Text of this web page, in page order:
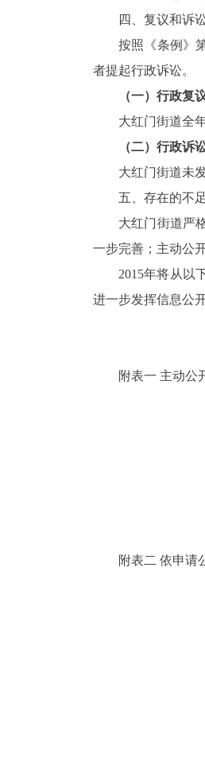
四、复议和诉
按照《条例》
者提起行政诉讼。
（一）行政复
大红门街道全
（二）行政诉
大红门街道未
五、存在的不
大红门街道严
一步完善；主动公
2015年将从以
进一步发挥信息公
附表一 主动公
附表二 依申请